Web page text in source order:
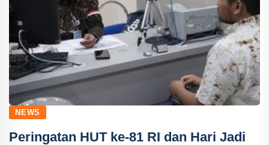
NEWS
Peringatan HUT ke-81 RI dan Hari Jadi